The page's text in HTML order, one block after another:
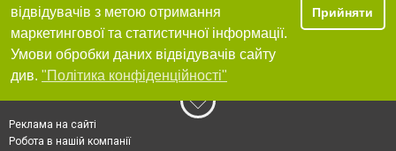
відвідувачів з метою отримання
маркетингової та статистичної інформації.
Умови обробки даних відвідувачів сайту
див. "Політика конфіденційності"
Прийняти
Реклама на сайті
Робота в нашій компанії